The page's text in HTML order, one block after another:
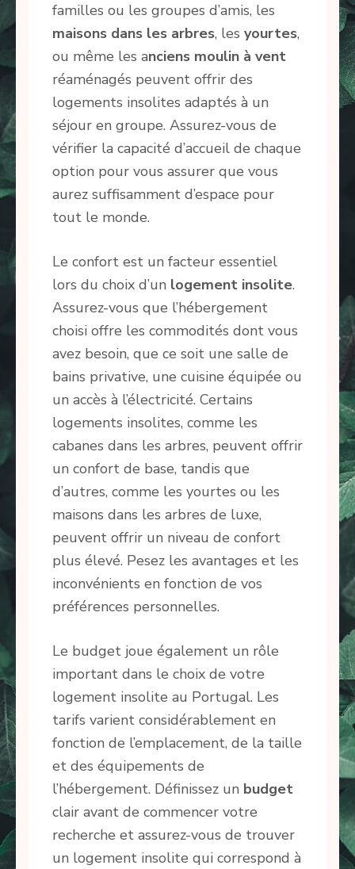
familles ou les groupes d’amis, les
maisons dans les arbres, les yourtes,
ou même les anciens moulin à vent
réaménagés peuvent offrir des
logements insolites adaptés à un
séjour en groupe. Assurez-vous de
vérifier la capacité d’accueil de chaque
option pour vous assurer que vous
aurez suffisamment d’espace pour
tout le monde.
Le confort est un facteur essentiel
lors du choix d’un logement insolite.
Assurez-vous que l’hébergement
choisi offre les commodités dont vous
avez besoin, que ce soit une salle de
bains privative, une cuisine équipée ou
un accès à l’électricité. Certains
logements insolites, comme les
cabanes dans les arbres, peuvent offrir
un confort de base, tandis que
d’autres, comme les yourtes ou les
maisons dans les arbres de luxe,
peuvent offrir un niveau de confort
plus élevé. Pesez les avantages et les
inconvénients en fonction de vos
préférences personnelles.
Le budget joue également un rôle
important dans le choix de votre
logement insolite au Portugal. Les
tarifs varient considérablement en
fonction de l’emplacement, de la taille
et des équipements de
l’hébergement. Définissez un budget
clair avant de commencer votre
recherche et assurez-vous de trouver
un logement insolite qui correspond à